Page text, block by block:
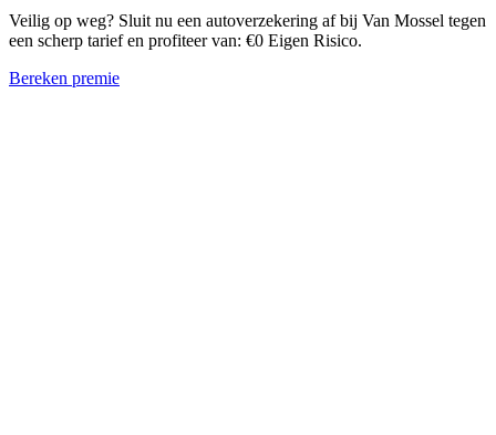
Veilig op weg? Sluit nu een autoverzekering af bij Van Mossel tegen
een scherp tarief en profiteer van: €0 Eigen Risico.
Bereken premie